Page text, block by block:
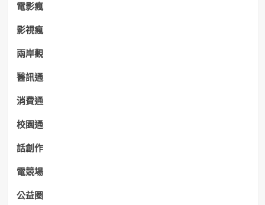
電影瘋
影視瘋
兩岸觀
醫訊通
消費通
校園通
話創作
電競場
公益圈